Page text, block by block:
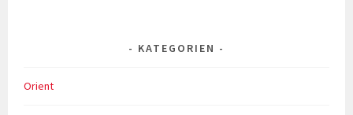
KATEGORIEN
Orient